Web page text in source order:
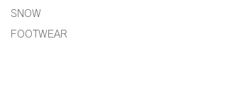
SNOW
FOOTWEAR